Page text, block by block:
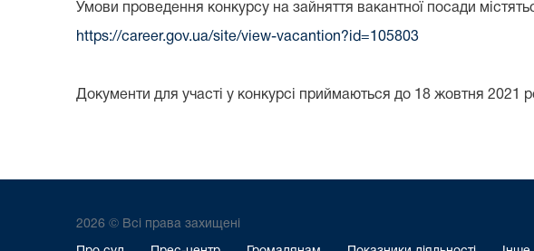
Умови проведення конкурсу на зайняття вакантної посади
https://career.gov.ua/site/view-vacantion?id=105803
Документи для участі у конкурсі приймаються до 18 жовтня 2021
2026 © Всі права захищені